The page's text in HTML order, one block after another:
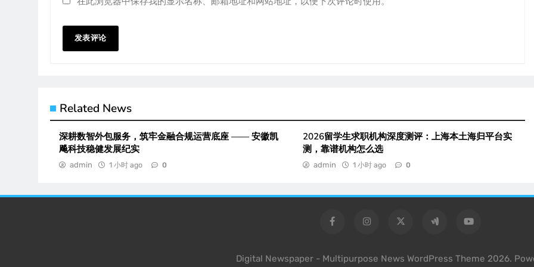
Related News
深耕数智外包服务，筑牢金融合规运营底座 —— 安徽凯
飚科技稳健发展纪实
admin 1 小时 ago 0
2026留学生求职机构深度测评：上海本土海归平台实
测，靠谱机构怎么选
admin 1 小时 ago 0
Digital Newspaper - Multipurpose News WordPress Theme 2026.